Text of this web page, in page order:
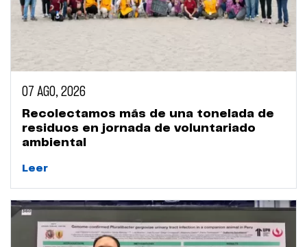
07 AGO, 2026
Recolectamos más de una tonelada de
residuos en jornada de voluntariado
ambiental
Leer